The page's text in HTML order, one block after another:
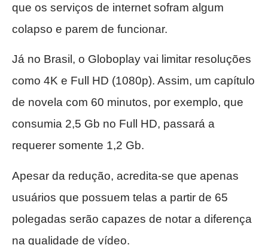
que os serviços de internet sofram algum
colapso e parem de funcionar.
Já no Brasil, o Globoplay vai limitar resoluções
como 4K e Full HD (1080p). Assim, um capítulo
de novela com 60 minutos, por exemplo, que
consumia 2,5 Gb no Full HD, passará a
requerer somente 1,2 Gb.
Apesar da redução, acredita-se que apenas
usuários que possuem telas a partir de 65
polegadas serão capazes de notar a diferença
na qualidade de vídeo.